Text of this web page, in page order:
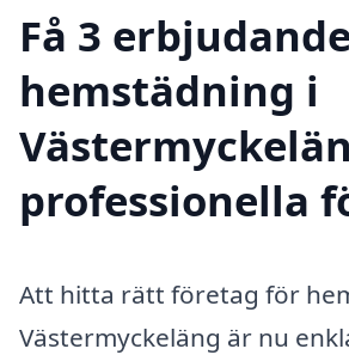
Få 3
hemstädning i
professionella
Att hitta rätt företag för
Västermyckeläng är nu